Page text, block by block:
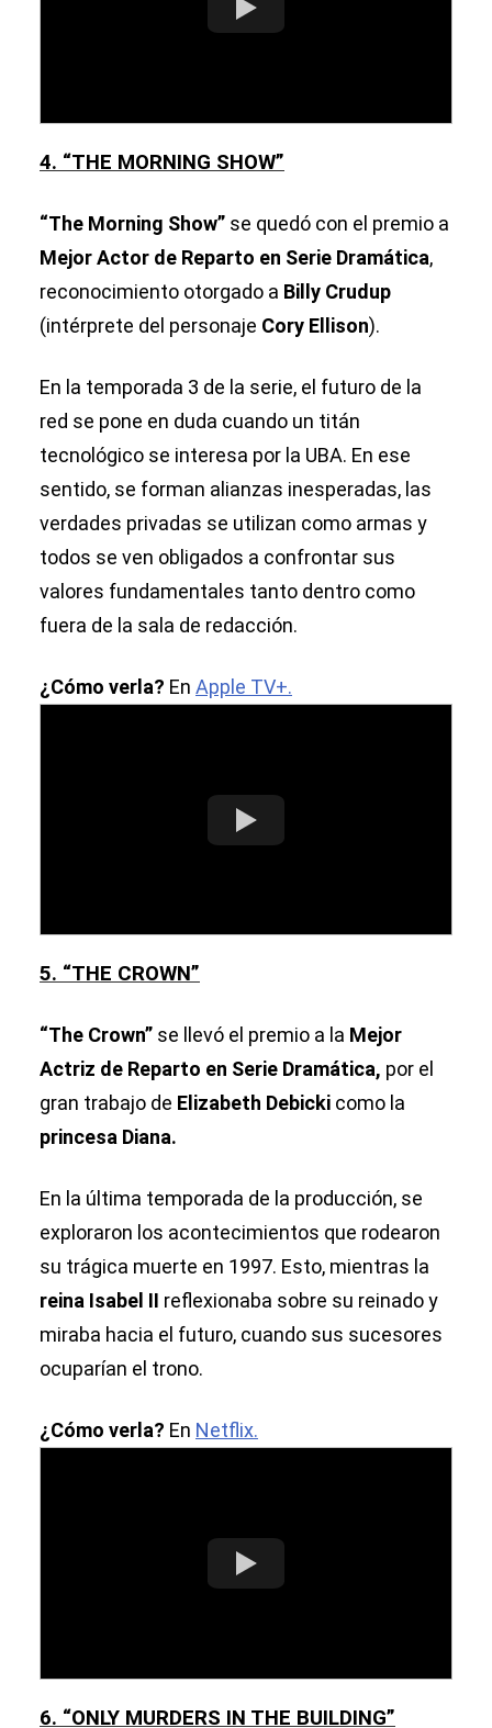
4. “THE MORNING SHOW”
“The Morning Show” se quedó con el premio a
Mejor Actor de Reparto en Serie Dramática,
reconocimiento otorgado a Billy Crudup
(intérprete del personaje Cory Ellison).
En la temporada 3 de la serie, el futuro de la
red se pone en duda cuando un titán
tecnológico se interesa por la UBA. En ese
sentido, se forman alianzas inesperadas, las
verdades privadas se utilizan como armas y
todos se ven obligados a confrontar sus
valores fundamentales tanto dentro como
fuera de la sala de redacción.
¿Cómo verla? En Apple TV+.
5. “THE CROWN”
“The Crown” se llevó el premio a la Mejor
Actriz de Reparto en Serie Dramática, por el
gran trabajo de Elizabeth Debicki como la
princesa Diana.
En la última temporada de la producción, se
exploraron los acontecimientos que rodearon
su trágica muerte en 1997. Esto, mientras la
reina Isabel II reflexionaba sobre su reinado y
miraba hacia el futuro, cuando sus sucesores
ocuparían el trono.
¿Cómo verla? En Netflix.
6. “ONLY MURDERS IN THE BUILDING”